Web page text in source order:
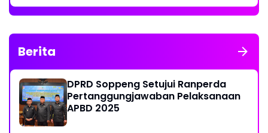
Berita
DPRD Soppeng Setujui Ranperda
Pertanggungjawaban Pelaksanaan
APBD 2025